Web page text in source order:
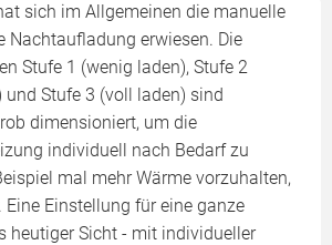
sich im Allgemeinen die manuelle
Nachtaufladung erwiesen. Die
Stufe 1 (wenig laden), Stufe 2
und Stufe 3 (voll laden) sind
dimensioniert, um die
individuell nach Bedarf zu
mal mehr Wärme vorzuhalten,
Eine Einstellung für eine ganze
heutiger Sicht - mit individueller